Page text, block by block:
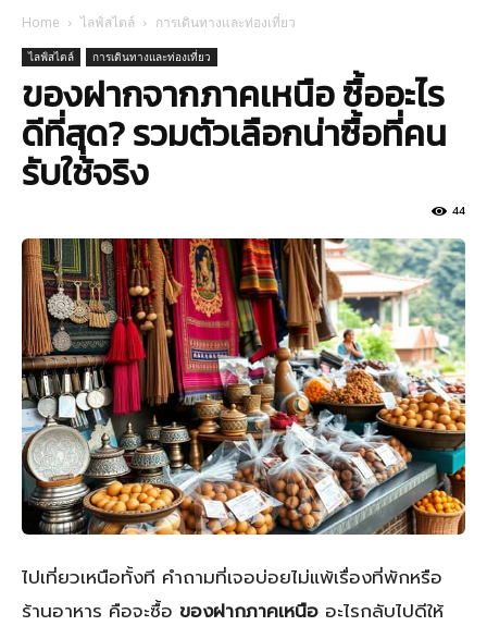
Home ไลฟ์สไตล์ การเดินทางและท่องเที่ยว
ไลฟ์สไตล์ การเดินทางและท่องเที่ยว
ของฝากจากภาคเหนือ ซื้ออะไร
ดีที่สุด? รวมตัวเลือกน่าซื้อที่คน
รับใช้จริง
44
ไปเที่ยวเหนือทั้งที คำถามที่เจอบ่อยไม่แพ้เรื่องที่พักหรือ
ร้านอาหาร คือจะซื้อ ของฝากภาคเหนือ อะไรกลับไปดีให้